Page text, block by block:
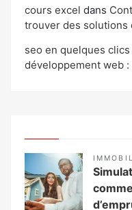
cours excel dans
trouver des solutions
seo en quelques clics
développement web